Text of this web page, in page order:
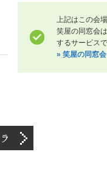
上記はこの会
笑屋の同窓会は
するサービスで
» 笑屋の同窓